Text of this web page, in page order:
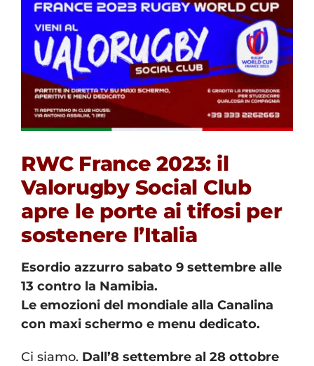
RWC France 2023: il
Valorugby Social Club
apre le porte ai tifosi per
sostenere l’Italia
Esordio azzurro sabato 9 settembre alle
13 contro la Namibia.
Le emozioni del mondiale alla Canalina
con maxi schermo e menu dedicato.
Ci siamo. Dall’8 settembre al 28 ottobre